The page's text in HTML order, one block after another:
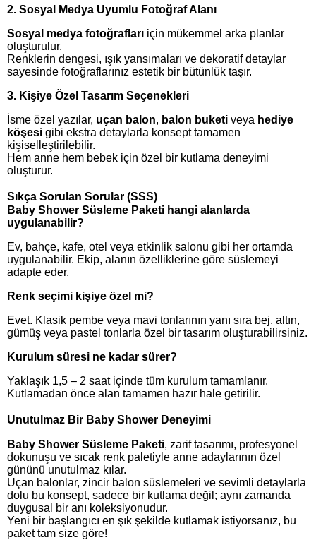
2. Sosyal Medya Uyumlu Fotoğraf Alanı
Sosyal medya fotoğrafları için mükemmel arka planlar
oluşturulur.
Renklerin dengesi, ışık yansımaları ve dekoratif detaylar
sayesinde fotoğraflarınız estetik bir bütünlük taşır.
3. Kişiye Özel Tasarım Seçenekleri
İsme özel yazılar, uçan balon, balon buketi veya hediye
köşesi gibi ekstra detaylarla konsept tamamen
kişiselleştirilebilir.
Hem anne hem bebek için özel bir kutlama deneyimi
oluşturur.
Sıkça Sorulan Sorular (SSS)
Baby Shower Süsleme Paketi hangi alanlarda
uygulanabilir?
Ev, bahçe, kafe, otel veya etkinlik salonu gibi her ortamda
uygulanabilir. Ekip, alanın özelliklerine göre süslemeyi
adapte eder.
Renk seçimi kişiye özel mi?
Evet. Klasik pembe veya mavi tonlarının yanı sıra bej, altın,
gümüş veya pastel tonlarla özel bir tasarım oluşturabilirsiniz.
Kurulum süresi ne kadar sürer?
Yaklaşık 1,5 – 2 saat içinde tüm kurulum tamamlanır.
Kutlamadan önce alan tamamen hazır hale getirilir.
Unutulmaz Bir Baby Shower Deneyimi
Baby Shower Süsleme Paketi, zarif tasarımı, profesyonel
dokunuşu ve sıcak renk paletiyle anne adaylarının özel
gününü unutulmaz kılar.
Uçan balonlar, zincir balon süslemeleri ve sevimli detaylarla
dolu bu konsept, sadece bir kutlama değil; aynı zamanda
duygusal bir anı koleksiyonudur.
Yeni bir başlangıcı en şık şekilde kutlamak istiyorsanız, bu
paket tam size göre!